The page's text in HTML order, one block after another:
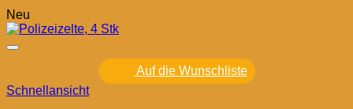
Neu
Auf die Wunschliste
Schnellansicht